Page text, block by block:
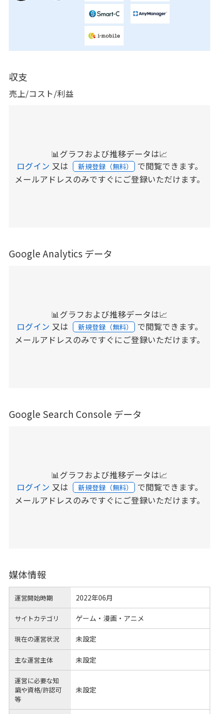
収支
売上/コスト/利益
📊グラフおよび推移データは📈
ログイン 又は 新規登録（無料） で閲覧できます。
メールアドレスのみですぐにご登録いただけます。
Google Analytics データ
📊グラフおよび推移データは📈
ログイン 又は 新規登録（無料） で閲覧できます。
メールアドレスのみですぐにご登録いただけます。
Google Search Console データ
📊グラフおよび推移データは📈
ログイン 又は 新規登録（無料） で閲覧できます。
メールアドレスのみですぐにご登録いただけます。
媒体情報
運営開始時期 2022年06月
サイトカテゴリ ゲーム・漫画・アニメ
現在の運営状況 未設定
主な運営主体 未設定
運営に必要な知
識や資格/許認可
等
未設定